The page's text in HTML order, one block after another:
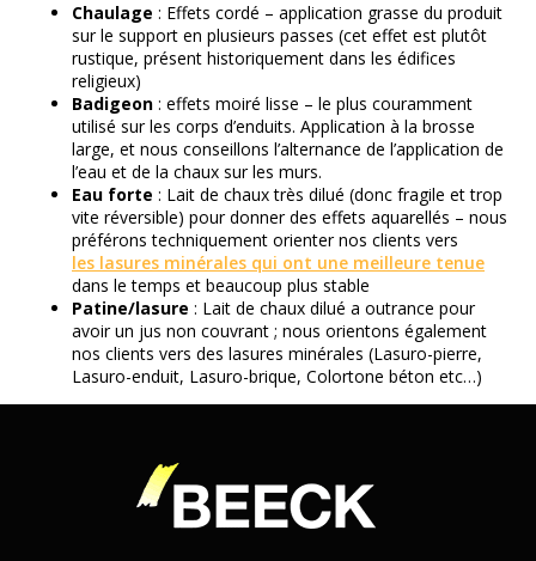
Chaulage : Effets cordé – application grasse du produit
sur le support en plusieurs passes (cet effet est plutôt
rustique, présent historiquement dans les édifices
religieux)
Badigeon : effets moiré lisse – le plus couramment
utilisé sur les corps d’enduits. Application à la brosse
large, et nous conseillons l’alternance de l’application de
l’eau et de la chaux sur les murs.
Eau forte : Lait de chaux très dilué (donc fragile et trop
vite réversible) pour donner des effets aquarellés – nous
préférons techniquement orienter nos clients vers
les lasures minérales qui ont une meilleure tenue
dans le temps et beaucoup plus stable
Patine/lasure : Lait de chaux dilué a outrance pour
avoir un jus non couvrant ; nous orientons également
nos clients vers des lasures minérales (Lasuro-pierre,
Lasuro-enduit, Lasuro-brique, Colortone béton etc…)